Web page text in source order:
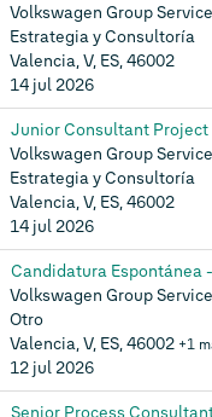
Volkswagen Group
Estrategia y Consultoría
Valencia, V, ES, 46002
14 jul 2026
Junior Consultant Project
Volkswagen Group
Estrategia y Consultoría
Valencia, V, ES, 46002
14 jul 2026
Candidatura Espontánea
Volkswagen Group
Otro
Valencia, V, ES, 46002 +1
12 jul 2026
Senior Process